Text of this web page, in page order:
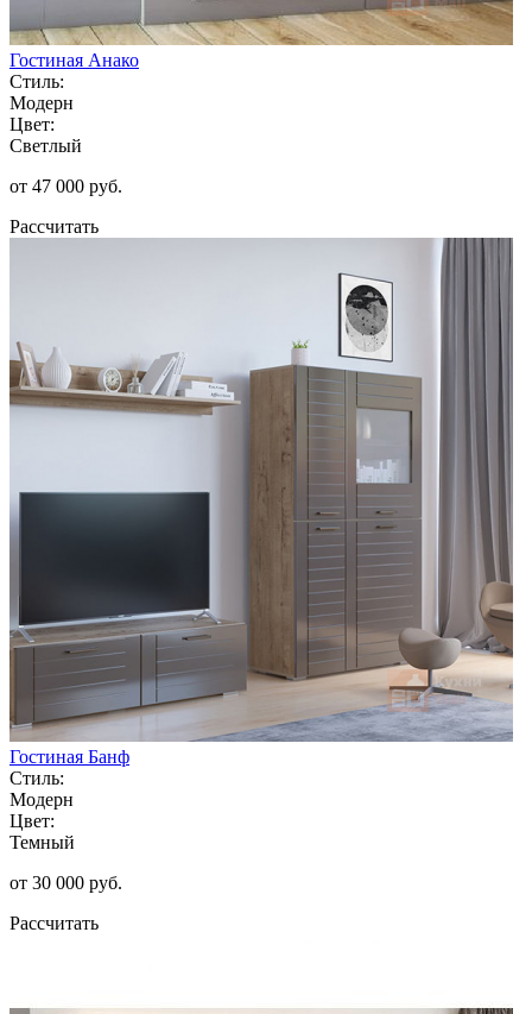
Гостиная Анако
Стиль:
Модерн
Цвет:
Светлый
от 47 000 руб.
Рассчитать
Гостиная Банф
Стиль:
Модерн
Цвет:
Темный
от 30 000 руб.
Рассчитать